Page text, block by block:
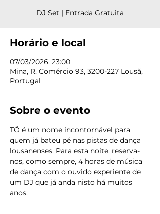
DJ Set | Entrada Gratuita
Horário e local
07/03/2026, 23:00
Mina, R. Comércio 93, 3200-227 Lousã,
Portugal
Sobre o evento
TÖ é um nome incontornável para
quem já bateu pé nas pistas de dança
lousanenses. Para esta noite, reserva-
nos, como sempre, 4 horas de música
de dança com o ouvido experiente de
um DJ que já anda nisto há muitos
anos.